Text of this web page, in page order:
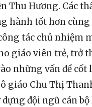
Thu Hương. Các
hành tốt hơn cùng
tác chủ nhiệm
giáo viên trẻ, trở
những vấn đề cốt
giáo Chu Thị
đội ngũ cán